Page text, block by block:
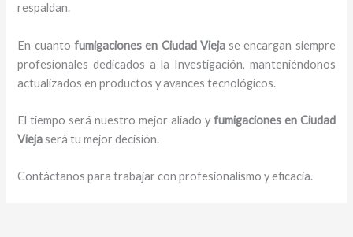
respaldan.
En cuanto fumigacionesen Ciudad Viejase encargan siempre
profesionales dedicados a la Investigación, manteniéndonos
actualizados en productos y avances tecnológicos.
El tiempo será nuestro mejor aliado y fumigaciones en Ciudad
Viejaserá tu mejor decisión.
Contáctanos para trabajar con profesionalismo y eficacia.